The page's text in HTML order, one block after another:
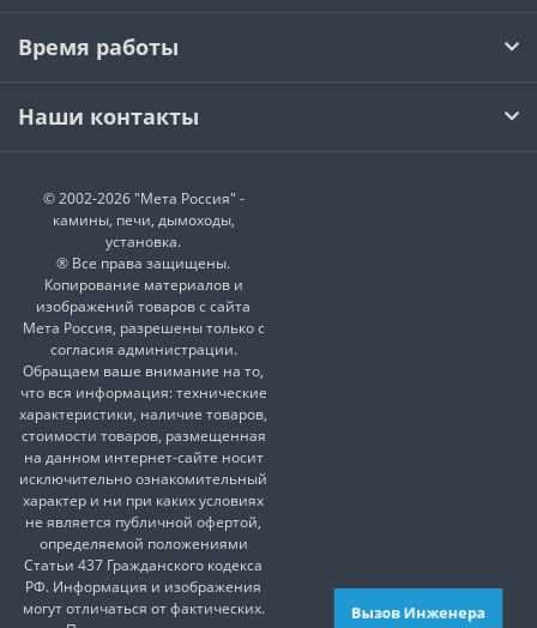
Время работы
Наши контакты
© 2002-2026 "Мета Россия" -
камины, печи, дымоходы,
установка.
® Все права защищены.
Копирование материалов и
изображений товаров с сайта
Мета Россия, разрешены только с
согласия администрации.
Обращаем ваше внимание на то,
что вся информация: технические
характеристики, наличие товаров,
стоимости товаров, размещенная
на данном интернет-сайте носит
исключительно ознакомительный
характер и ни при каких условиях
не является публичной офертой,
определяемой положениями
Статьи 437 Гражданского кодекса
РФ. Информация и изображения
могут отличаться от фактических.
Вызов Инженера